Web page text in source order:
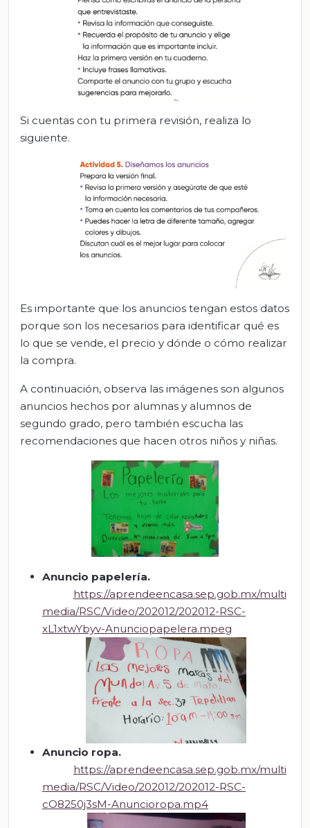
Si cuentas con tu primera revisión, realiza lo
siguiente.
Es importante que los anuncios tengan estos datos
porque son los necesarios para identificar qué es
lo que se vende, el precio y dónde o cómo realizar
la compra.
A continuación, observa las imágenes son algunos
anuncios hechos por alumnas y alumnos de
segundo grado, pero también escucha las
recomendaciones que hacen otros niños y niñas.
Anuncio papelería.
https://aprendeencasa.sep.gob.mx/multi
media/RSC/Video/202012/202012-RSC-
xL1xtwYbyv-Anunciopapelera.mpeg
Anuncio ropa.
https://aprendeencasa.sep.gob.mx/multi
media/RSC/Video/202012/202012-RSC-
cO8250j3sM-Anuncioropa.mp4